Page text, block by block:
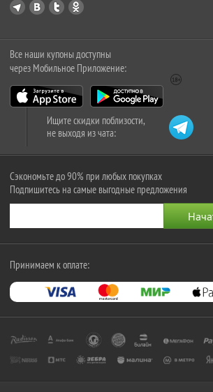
Все наши купоны доступны
через Мобильное Приложение:
Ищите скидки поблизости,
не выходя из чата:
Сэкономьте до 90% при любых покупках
Подпишитесь на самые выгодные предложения
Принимаем к оплате: